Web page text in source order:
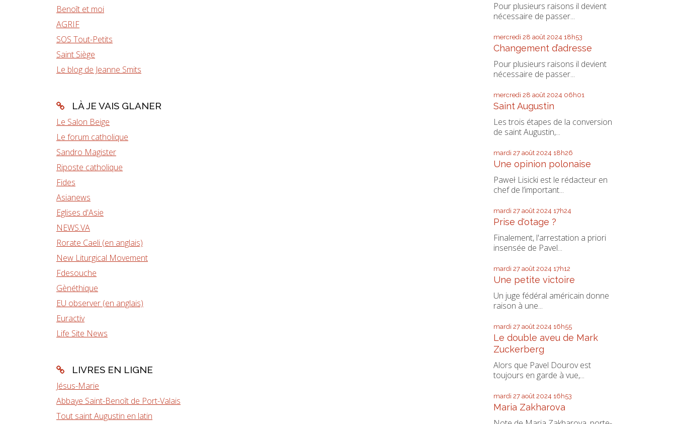
Benoît et moi
AGRIF
SOS Tout-Petits
Saint Siège
Le blog de Jeanne Smits
LÀ JE VAIS GLANER
Le Salon Beige
Le forum catholique
Sandro Magister
Riposte catholique
Fides
Asianews
Eglises d'Asie
NEWS.VA
Rorate Caeli (en anglais)
New Liturgical Movement
Fdesouche
Gènéthique
EU observer (en anglais)
Euractiv
Life Site News
LIVRES EN LIGNE
Jésus-Marie
Abbaye Saint-Benoît de Port-Valais
Tout saint Augustin en latin
Pour plusieurs raisons il devient
nécessaire de passer...
mercredi 28 août 2024 18h53
Changement d’adresse
Pour plusieurs raisons il devient
nécessaire de passer...
mercredi 28 août 2024 06h01
Saint Augustin
Les trois étapes de la conversion
de saint Augustin,...
mardi 27 août 2024 18h26
Une opinion polonaise
Paweł Lisicki est le rédacteur en
chef de l’important...
mardi 27 août 2024 17h24
Prise d'otage ?
Finalement, l'arrestation a priori
insensée de Pavel...
mardi 27 août 2024 17h12
Une petite victoire
Un juge fédéral américain donne
raison à une...
mardi 27 août 2024 16h55
Le double aveu de Mark
Zuckerberg
Alors que Pavel Dourov est
toujours en garde à vue,...
mardi 27 août 2024 16h53
Maria Zakharova